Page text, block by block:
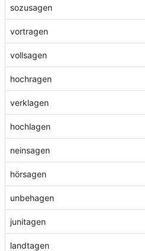
sozusagen
vortragen
vollsagen
hochragen
verklagen
hochlagen
neinsagen
hörsagen
unbehagen
junitagen
landtagen